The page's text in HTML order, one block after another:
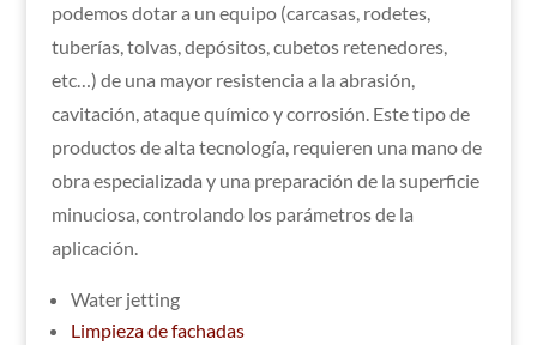
podemos dotar a un equipo (carcasas, rodetes,
tuberías, tolvas, depósitos, cubetos retenedores,
etc…) de una mayor resistencia a la abrasión,
cavitación, ataque químico y corrosión. Este tipo de
productos de alta tecnología, requieren una mano de
obra especializada y una preparación de la superficie
minuciosa, controlando los parámetros de la
aplicación.
Water jetting
Limpieza de fachadas